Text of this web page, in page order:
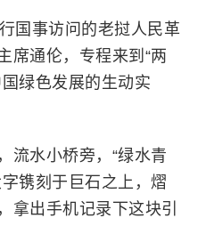
国事访问的老挝人民革
席通伦，专程来到“两
绿色发展的生动实
流水小桥旁，“绿水青
镌刻于巨石之上，熠
拿出手机记录下这块引